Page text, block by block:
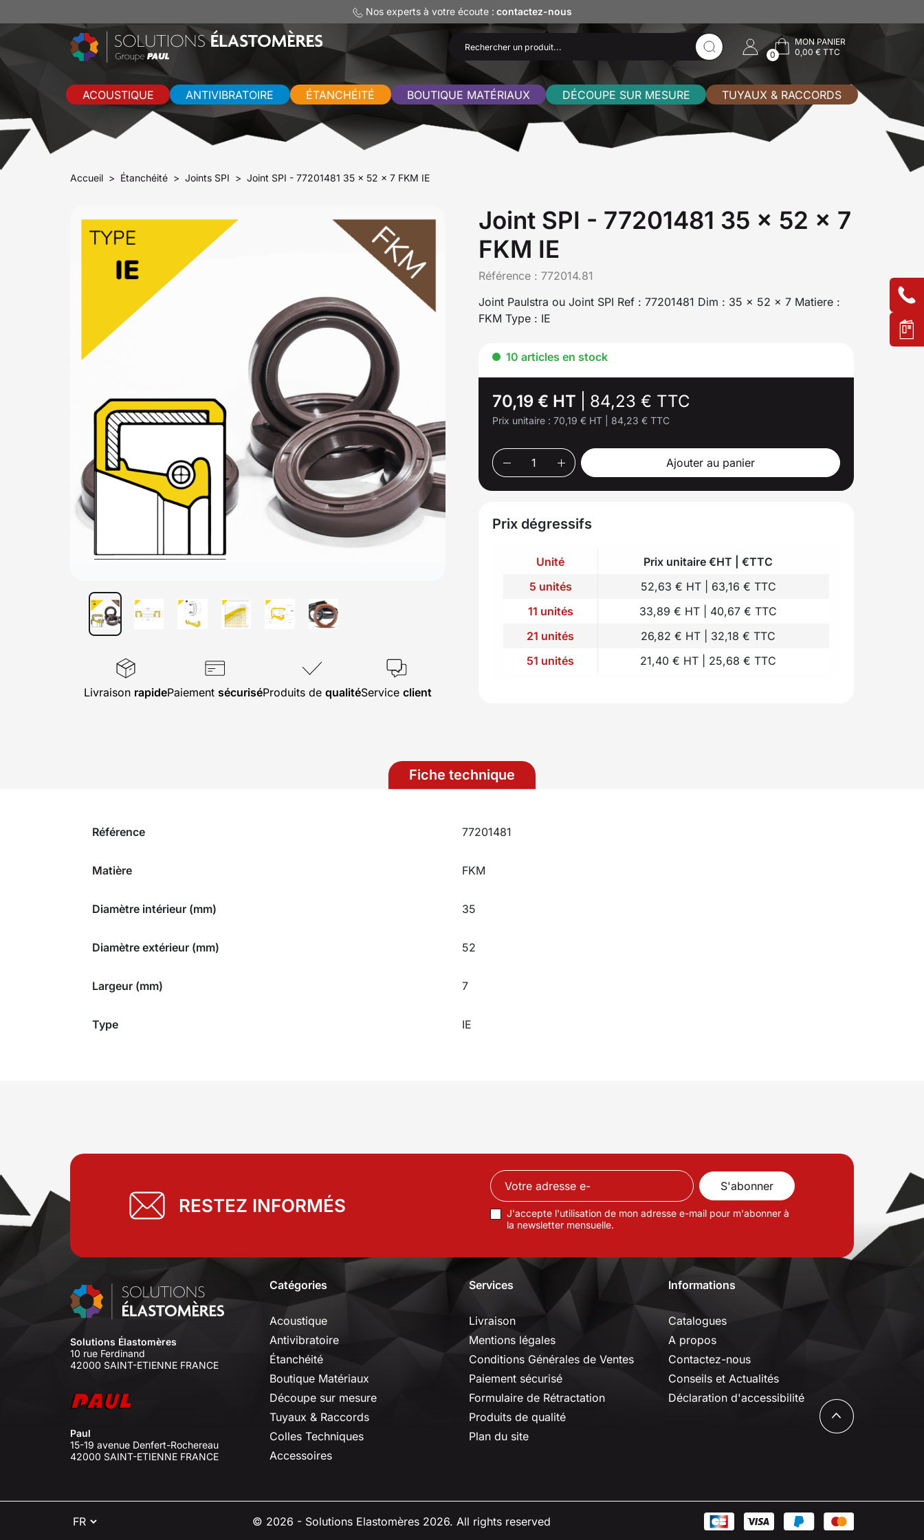
Nos experts à votre écoute : contactez-nous
0
MON PANIER
0,00 € TTC
ACOUSTIQUE ANTIVIBRATOIRE ÉTANCHÉITÉ BOUTIQUE MATÉRIAUX DÉCOUPE SUR MESURE TUYAUX & RACCORDS
Accueil Étanchéité Joints SPI Joint SPI - 77201481 35 x 52 x 7 FKM IE
Livraison rapidePaiement sécuriséProduits de qualitéService client
Joint SPI - 77201481 35 x 52 x 7
FKM IE
Référence : 772014.81
Joint Paulstra ou Joint SPI Ref : 77201481 Dim : 35 x 52 x 7 Matiere :
FKM Type : IE
10 articles en stock
70,19 € HT 84,23 € TTC
Prix unitaire : 70,19 € HT 84,23 € TTC
Ajouter au panier
Prix dégressifs
Unité
Prix unitaire €HT | €TTC
5 unités
52,63 € HT | 63,16 € TTC
11 unités
33,89 € HT | 40,67 € TTC
21 unités
26,82 € HT | 32,18 € TTC
51 unités
21,40 € HT | 25,68 € TTC
Fiche technique
Référence 77201481
Matière FKM
Diamètre intérieur (mm) 35
Diamètre extérieur (mm) 52
Largeur (mm) 7
Type IE
RESTEZ INFORMÉS
J'accepte l'utilisation de mon adresse e-mail pour m'abonner à
la newsletter mensuelle.
Solutions Élastomères
10 rue Ferdinand
42000 SAINT-ETIENNE FRANCE
Paul
15-19 avenue Denfert-Rochereau
42000 SAINT-ETIENNE FRANCE
Catégories
Acoustique
Antivibratoire
Étanchéité
Boutique Matériaux
Découpe sur mesure
Tuyaux & Raccords
Colles Techniques
Accessoires
Services
Livraison
Mentions légales
Conditions Générales de Ventes
Paiement sécurisé
Formulaire de Rétractation
Produits de qualité
Plan du site
Informations
Catalogues
A propos
Contactez-nous
Conseils et Actualités
Déclaration d'accessibilité
© 2026 - Solutions Elastomères 2026. All rights reserved